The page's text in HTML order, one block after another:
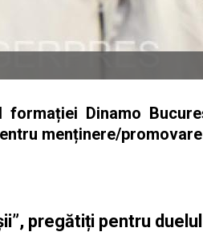
formației Dinamo
menținere/
pregătiți pentru